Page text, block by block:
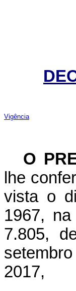
Vigência
O
lhe
vista o
1967,
7.805,
2017,